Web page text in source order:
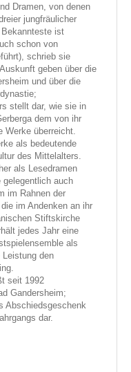
Dramen, von denen
jungfräulicher
ist
schon von
schrieb sie
geben über die
und über die
stellt dar, wie sie in
dem von ihr
überreicht.
als bedeutende
des Mittelalters.
als Lesedramen
gelegentlich auch
im Rahnen der
im Andenken an ihr
Stiftskirche
jedes Jahr eine
als
den
seit 1992
Gandersheim;
Abschiedsgeschenk
dar.